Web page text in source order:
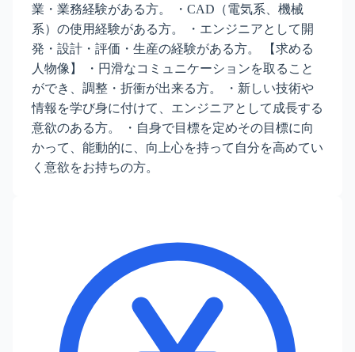
業・業務経験がある方。 ・CAD（電気系、機械
系）の使用経験がある方。 ・エンジニアとして開
発・設計・評価・生産の経験がある方。 【求める
人物像】 ・円滑なコミュニケーションを取ること
ができ、調整・折衝が出来る方。 ・新しい技術や
情報を学び身に付けて、エンジニアとして成長する
意欲のある方。 ・自身で目標を定めその目標に向
かって、能動的に、向上心を持って自分を高めてい
く意欲をお持ちの方。